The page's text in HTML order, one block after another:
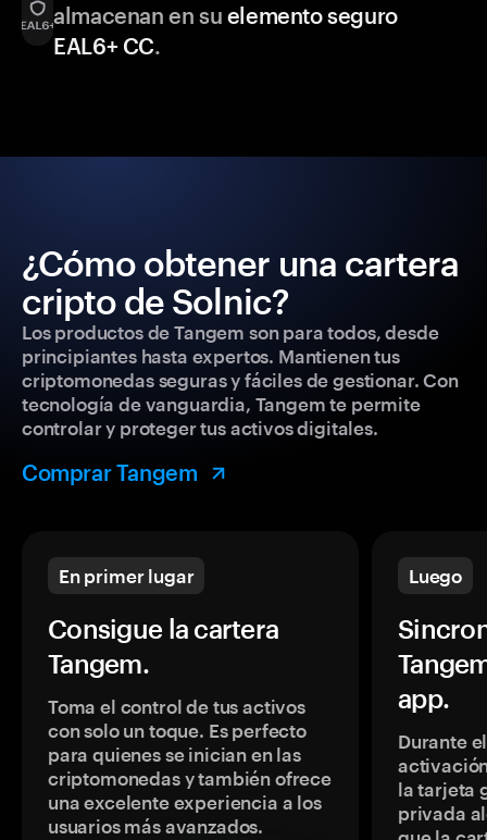
almacenan en su elemento seguro
EAL6+ CC.
¿Cómo obtener una cartera
cripto de Solnic?
Los productos de Tangem son para todos, desde
principiantes hasta expertos. Mantienen tus
criptomonedas seguras y fáciles de gestionar. Con
tecnología de vanguardia, Tangem te permite
controlar y proteger tus activos digitales.
Comprar Tangem
En primer lugar
Consigue la cartera
Tangem.
Toma el control de tus activos
con solo un toque. Es perfecto
para quienes se inician en las
criptomonedas y también ofrece
una excelente experiencia a los
usuarios más avanzados.
Luego
app.
Durante
la tarjeta
privada